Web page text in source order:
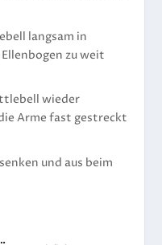
langsam in
zu weit
wieder
Arme fast gestreckt
und aus beim